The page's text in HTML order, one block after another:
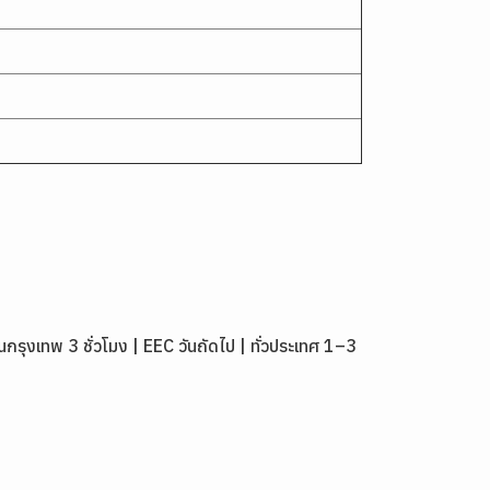
งเทพ 3 ชั่วโมง | EEC วันถัดไป | ทั่วประเทศ 1–3